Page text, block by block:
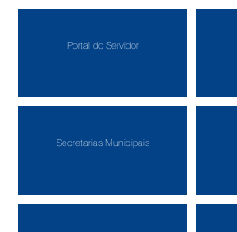
Portal do Servidor
Secretarias Municipais